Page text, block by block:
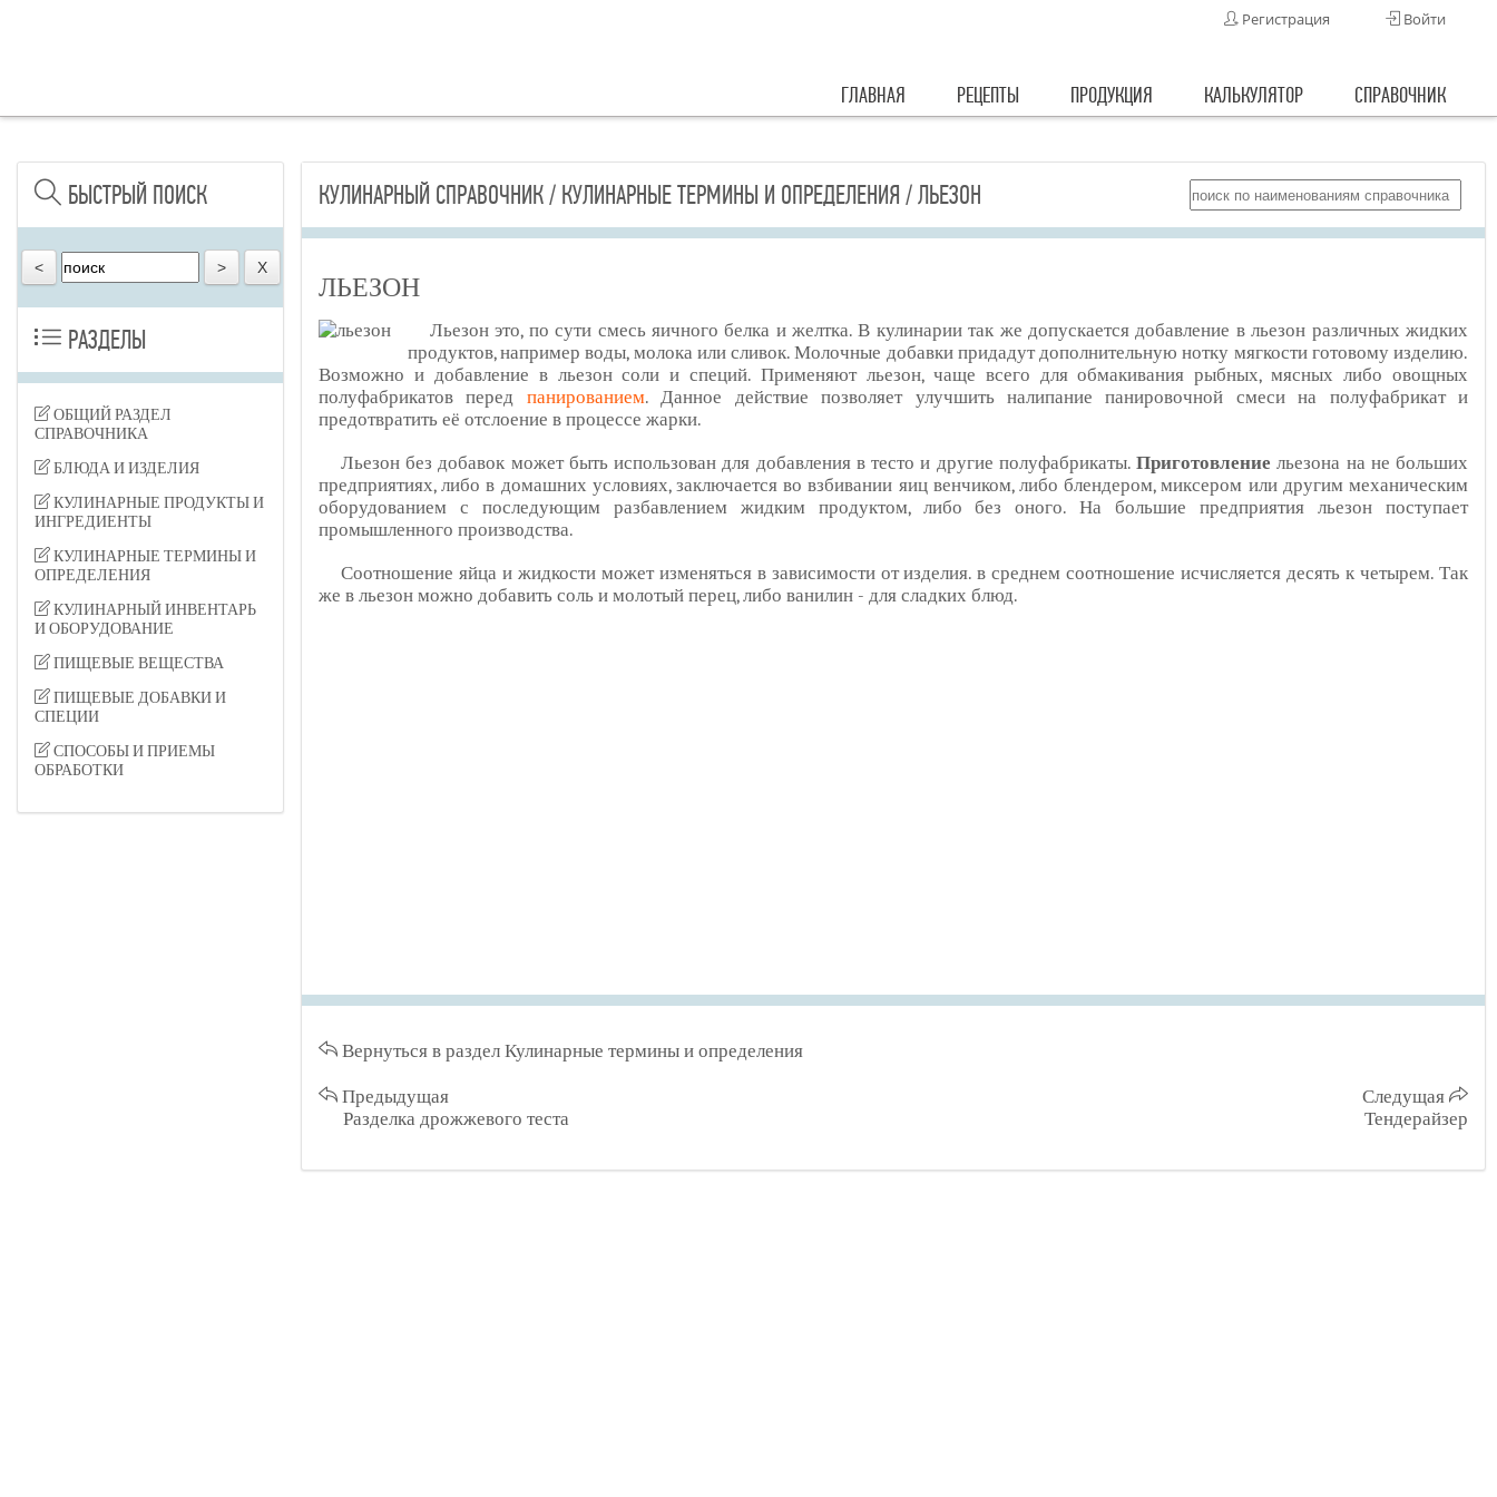
Войти
Регистрация
ГЛАВНАЯ РЕЦЕПТЫ ПРОДУКЦИЯ КАЛЬКУЛЯТОР СПРАВОЧНИК
БЫСТРЫЙ ПОИСК
РАЗДЕЛЫ
ОБЩИЙ РАЗДЕЛ
СПРАВОЧНИКА
БЛЮДА И ИЗДЕЛИЯ
КУЛИНАРНЫЕ ПРОДУКТЫ И
ИНГРЕДИЕНТЫ
КУЛИНАРНЫЕ ТЕРМИНЫ И
ОПРЕДЕЛЕНИЯ
КУЛИНАРНЫЙ ИНВЕНТАРЬ
И ОБОРУДОВАНИЕ
ПИЩЕВЫЕ ВЕЩЕСТВА
ПИЩЕВЫЕ ДОБАВКИ И
СПЕЦИИ
СПОСОБЫ И ПРИЕМЫ
ОБРАБОТКИ
КУЛИНАРНЫЙ СПРАВОЧНИК / КУЛИНАРНЫЕ ТЕРМИНЫ И ОПРЕДЕЛЕНИЯ / ЛЬЕЗОН
ЛЬЕЗОН
Льезон это, по сути смесь яичного белка и желтка. В кулинарии так же допускается добавление в льезон различных жидких
продуктов, например воды, молока или сливок. Молочные добавки придадут дополнительную нотку мягкости готовому изделию.
Возможно и добавление в льезон соли и специй. Применяют льезон, чаще всего для обмакивания рыбных, мясных либо овощных
полуфабрикатов перед панированием. Данное действие позволяет улучшить налипание панировочной смеси на полуфабрикат и
предотвратить её отслоение в процессе жарки.
Льезон без добавок может быть использован для добавления в тесто и другие полуфабрикаты.Приготовление льезона на не больших
предприятиях, либо в домашних условиях, заключается во взбивании яиц венчиком, либо блендером, миксером или другим механическим
оборудованием с последующим разбавлением жидким продуктом, либо без оного. На большие предприятия льезон поступает
промышленного производства.
Соотношение яйца и жидкости может изменяться в зависимости от изделия. в среднем соотношение исчисляется десять к четырем. Так
же в льезон можно добавить соль и молотый перец, либо ванилин - для сладких блюд.
Вернуться в раздел Кулинарные термины и определения
Предыдущая
Разделка дрожжевого теста
Следущая
Тендерайзер